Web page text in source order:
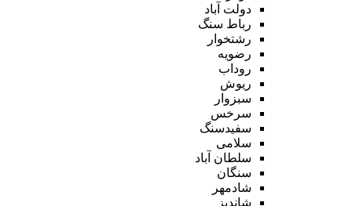
دولت آباد
رباط سنگ
رشتخوار
رضویه
روداب
ریوش
سبزوار
سرخس
سفیدسنگ
سلامی
سلطان آباد
سنگان
شادمهر
شاندیز